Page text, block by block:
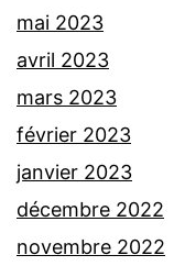
mai 2023
avril 2023
mars 2023
février 2023
janvier 2023
décembre 2022
novembre 2022